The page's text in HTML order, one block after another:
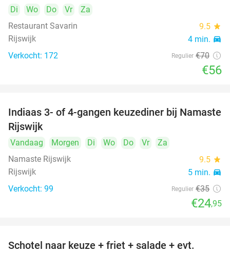
Di Wo Do Vr
Za
Restaurant Savarin
9.5 star
Rijswijk 4 min. directions_car
Verkocht: 172 Regulier €70
€56
29%
Indiaas 3- of 4-gangen keuzediner bij Namaste
Rijswijk
Vandaag Morgen Di Wo Do Vr
Za
Namaste Rijswijk
9.5 star
Rijswijk 5 min. directions_car
Verkocht: 99 Regulier €35
€24,95
Schotel naar keuze + friet + salade + evt.